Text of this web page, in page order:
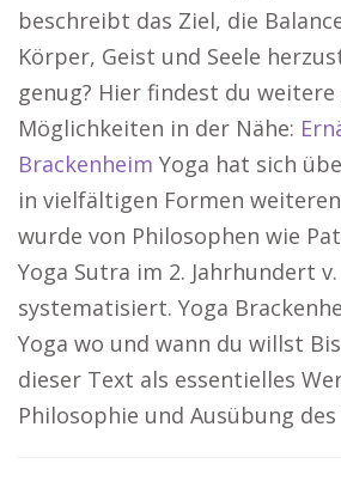
beschreibt das Ziel, die
Körper, Geist und Seele
genug? Hier findest du weitere
Möglichkeiten in der Nähe:
Brackenheim Yoga hat sich
in vielfältigen Formen
wurde von Philosophen wie
Yoga Sutra im 2. Jahrhundert
systematisiert. Yoga
Yoga wo und wann du willst
dieser Text als essentielles
Philosophie und Ausübung